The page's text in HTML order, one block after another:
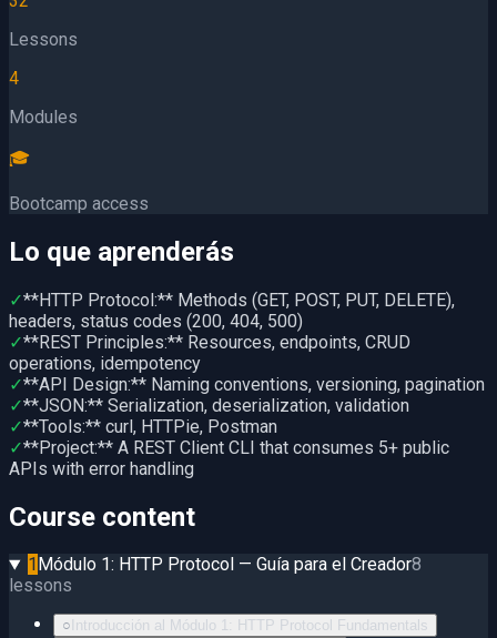
Lessons
4
Modules
🎓
Bootcamp access
Lo que aprenderás
✓**HTTP Protocol:** Methods (GET, POST, PUT, DELETE),
headers, status codes (200, 404, 500)
✓**REST Principles:** Resources, endpoints, CRUD
operations, idempotency
✓**API Design:** Naming conventions, versioning, pagination
✓**JSON:** Serialization, deserialization, validation
✓**Tools:** curl, HTTPie, Postman
✓**Project:** A REST Client CLI that consumes 5+ public
APIs with error handling
Course content
1 Módulo 1: HTTP Protocol — Guía para el Creador8
lessons
○ Introducción al Módulo 1: HTTP Protocol Fundamentals